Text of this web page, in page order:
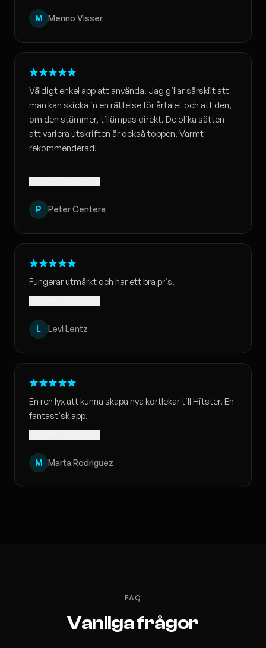
M Menno Visser
Väldigt enkel app att använda. Jag gillar särskilt att
man kan skicka in en rättelse för årtalet och att den,
om den stämmer, tillämpas direkt. De olika sätten
att variera utskriften är också toppen. Varmt
rekommenderad!
P Peter Centera
Fungerar utmärkt och har ett bra pris.
L Levi Lentz
En ren lyx att kunna skapa nya kortlekar till Hitster. En
fantastisk app.
M Marta Rodriguez
FAQ
Vanliga frågor